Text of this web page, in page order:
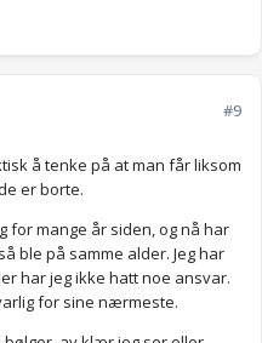
#9
å tenke på at man får liksom
er borte.
for mange år siden, og nå har
ble på samme alder. Jeg har
har jeg ikke hatt noe ansvar.
for sine nærmeste.